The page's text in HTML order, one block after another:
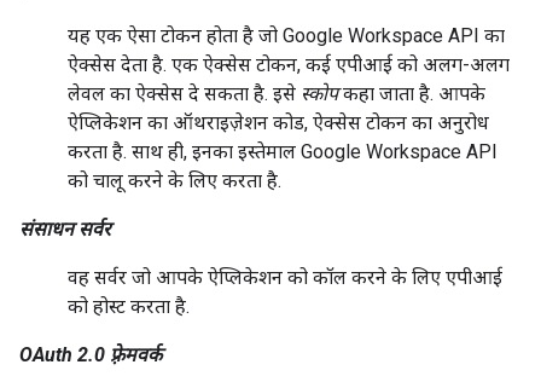
यह एक ऐसा टोकन होता है जो Google Workspace API का
ऐक्सेस देता है. एक ऐक्सेस टोकन, कई एपीआई को अलग-अलग
लेवल का ऐक्सेस दे सकता है. इसे स्कोपकहा जाता है. आपके
ऐप्लिकेशन का ऑथराइज़ेशन कोड, ऐक्सेस टोकन का अनुरोध
करता है. साथ ही, इनका इस्तेमाल Google Workspace API
को चालू करने के लिए करता है.
संसाधन सर्वर
वह सर्वर जो आपके ऐप्लिकेशन को कॉल करने के लिए एपीआई
को होस्ट करता है.
OAuth 2.0 फ़्रेमवर्क